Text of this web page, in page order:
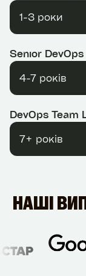
1-3 роки
Senior
4-7 років
DevOps Team
7+ років
НАШІ